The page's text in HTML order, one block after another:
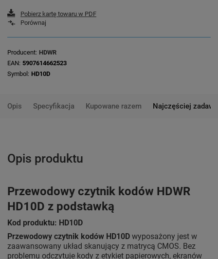
Pobierz kartę towaru w PDF
Porównaj
Producent HDWR
EAN 5907614662523
Symbol
HD10D
Opis Specyfikacja Kupowane razem Najczęściej
Opis produktu
Przewodowy czytnik kodów HDWR
HD10D z podstawką
Kod produktu: HD10D
Przewodowy czytnik kodów HD10D wyposażony jest w
zaawansowany układ skanujący z matrycą CMOS. Bez
problemu odczytuje kody z etykiet papierowych, ekranów